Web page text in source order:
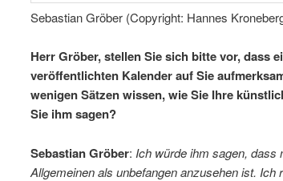
Sebastian Gröber (Copyright: Hannes
Herr Gröber, stellen Sie sich bitte vor, dass
veröffentlichten Kalender auf Sie
wenigen Sätzen wissen, wie Sie Ihre
Sie ihm sagen?
Sebastian Gröber: Ich würde ihm sagen, dass
Allgemeinen als unbefangen anzusehen ist.